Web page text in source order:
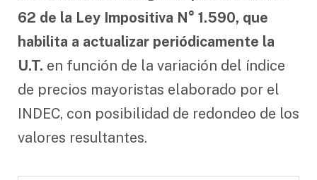
62 de la Ley Impositiva N° 1.590, que
habilita a actualizar periódicamente la
U.T. en función de la variación del índice
de precios mayoristas elaborado por el
INDEC, con posibilidad de redondeo de los
valores resultantes.